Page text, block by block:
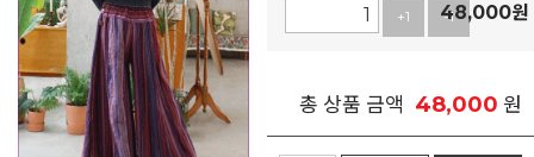
+1 -1
48,000원
총 상품 금액 48,000 원